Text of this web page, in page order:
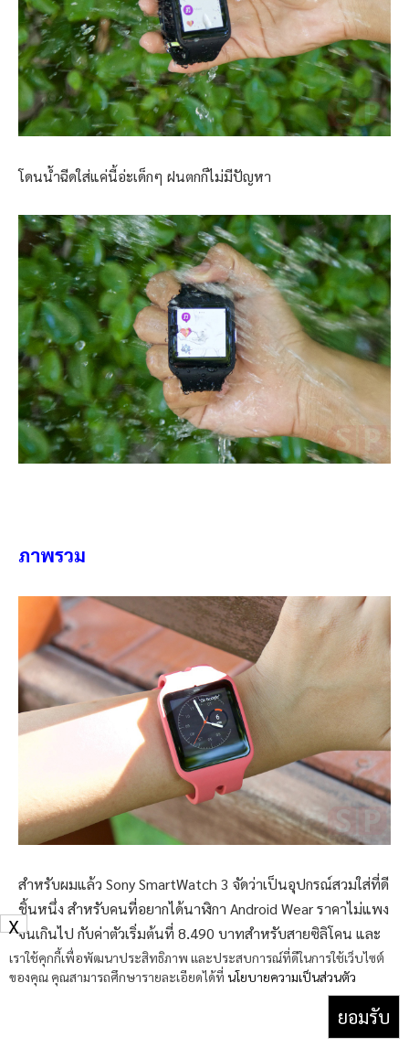
โดนน้ำฉีดใส่แค่นี้อ่ะเด็กๆ ฝนตกก็ไม่มีปัญหา
ภาพรวม
สำหรับผมแล้ว Sony SmartWatch 3 จัดว่าเป็นอุปกรณ์สวมใส่ที่ดี
ชิ้นหนึ่ง สำหรับคนที่อยากได้นาฬิกา Android Wear ราคาไม่แพง
จนเกินไป กับค่าตัวเริ่มต้นที่ 8,490 บาทสำหรับสายซิลิโคน และ
ราคา 9,490 บาทสำหรับสายโลหะ ได้สมาร์ทวอชท์ที่สมาร์ทกว่า
ด้วยหน่วยความจำภายในตัว 4 GB และ GPS ทำให้ Sony
เราใช้คุกกี้เพื่อพัฒนาประสิทธิภาพ และประสบการณ์ที่ดีในการใช้เว็บไซต์
ของคุณ คุณสามารถศึกษารายละเอียดได้ที่ นโยบายความเป็นส่วนตัว
ยอมรับ
X